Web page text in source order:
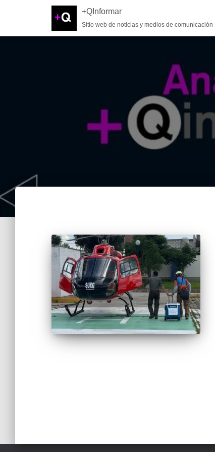
+QInformar
Sitio web de noticias y medios de comunicación